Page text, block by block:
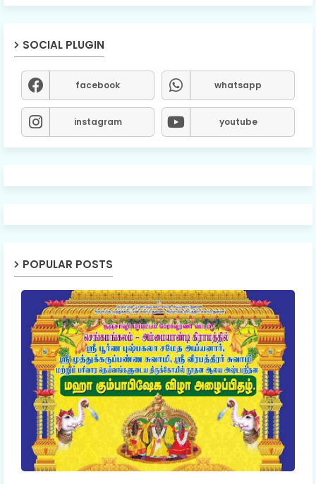
SOCIAL PLUGIN
facebook whatsapp
instagram youtube
POPULAR POSTS